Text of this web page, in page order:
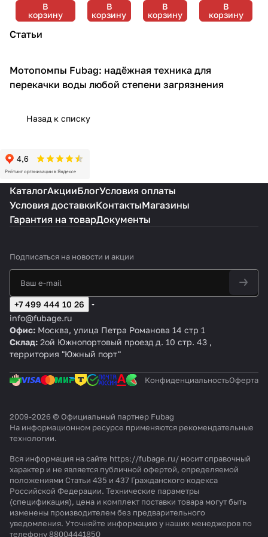
воды Fubag
PG 80 H
В
корзину
воды
Fubag
В
корзину
воды
Fubag
В
корзину
Fubag PTH
600 ST
В
корзину
Статьи
Мотопомпы
Мотопомпы Fubag: надёжная техника для
перекачки воды любой степени загрязнения
Назад к списку
КаталогАкцииБлогУсловия оплаты
Условия доставкиКонтактыМагазины
Гарантия на товарДокументы
Подписаться на новости и акции
+7 499 444 10 26
info@fubage.ru
Офис: Москва, улица Петра Романова 14 стр 1
Склад: 2ой Южнопортовый проезд д. 10 стр. 43 ,
территория "Южный порт"
КонфиденциальностьОферта
2009-2026 © Официальный партнер Fubag
На информационном ресурсе применяются рекомендательные
технологии.
Вся информация на сайте https://fubage.ru/ носит справочный
характер и не является публичной офертой, определяемой
положениями Статьи 435 и 437 Гражданского кодекса
Российской Федерации. Технические параметры
(спецификация), цена и комплект поставки товара могут быть
изменены производителем без предварительного
уведомления. Уточняйте информацию у наших менеджеров по
телефону 88004441850